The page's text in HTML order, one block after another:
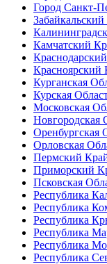
Город Санкт-
Камчатский
Красноярский
Курганская
Курская
Московская
Новгородская
Оренбургская
Орловская
Пермский
Приморский
Псковская
Республика
Республика
Республика
Республика
Республика
Республика